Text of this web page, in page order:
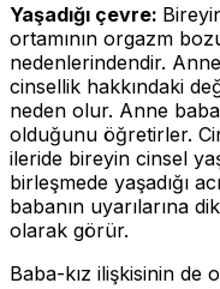
Yaşadığı çevre:
ortamının orgazm
nedenlerindendir.
cinsellik hakkındaki
neden olur. Anne
olduğunu öğretirler.
ileride bireyin cinsel
birleşmede yaşadığı
babanın uyarılarına
olarak görür.
Baba-kız ilişkisinin de